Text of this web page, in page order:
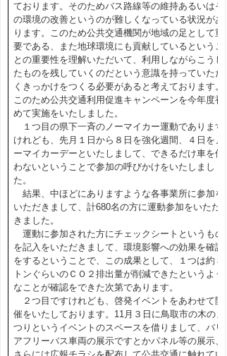
ております。そのためバス路線等の維持あるいはそ
の環境の改善というのが難しくなっている状況があ
ります。このため公共交通機関が地域の足として重
要である、また地球環境にも貢献しているというこ
との重要性を理解いただいて、利用しながらこうし
たものを残していくのだという意識を持っていただ
くきっかけをつくる必要があると考えております。
このため公共交通利用促進キャンペーンを今年度初
めて実施をいたしました。
１つ目の県下一斉のノーマイカー運動であります
けれども、先月１日から８日を強化週間、４日をノ
ーマイカーデーといたしまして、できるだけ車を使
わないということで参加の呼びかけをいたしまし
た。
結果、中ほどにありますような各事業所に参加を
いただきまして、計680名の方に運動参加をいただ
きました。
運動に参加された方にチェックシートというもの
を記入をいただきまして、環境影響への効果を確認
をするということで、この成果として、１つは約３
トンぐらいのＣＯ２排出量が削減できたというよう
なことが確認をできた次第であります。
２つ目ですけれども、啓発イベントをあわせて開
催をいたしております。11月３日に鳥取市の木のま
つりというイベントのスペースを借りまして、バリ
アフリーバス車両の展示ですとかパネル等の展示、